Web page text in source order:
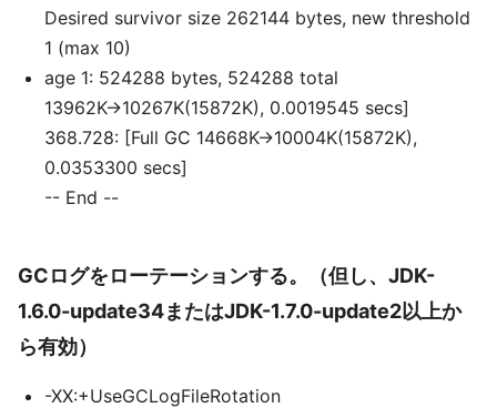
Desired survivor size 262144 bytes, new threshold
1 (max 10)
age 1: 524288 bytes, 524288 total
13962K->10267K(15872K), 0.0019545 secs]
368.728: [Full GC 14668K->10004K(15872K),
0.0353300 secs]
-- End --
GCログをローテーションする。（但し、JDK-
1.6.0-update34またはJDK-1.7.0-update2以上か
ら有効）
-XX:+UseGCLogFileRotation